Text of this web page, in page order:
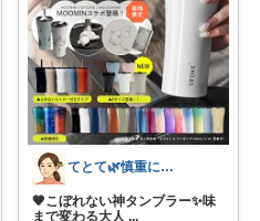
てとて🌿慎重に選ぶ派🧺💚
🧡こぼれない神タンブラー✨味
まで変わる大人 ...